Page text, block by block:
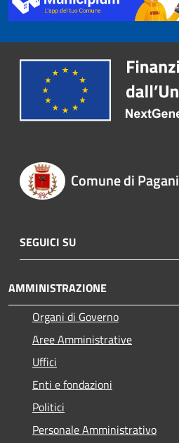
Comune di Pagani
SEGUICI SU
AMMINISTRAZIONE
Organi di Governo
Aree Amministrative
Uffici
Enti e fondazioni
Politici
Personale Amministrativo